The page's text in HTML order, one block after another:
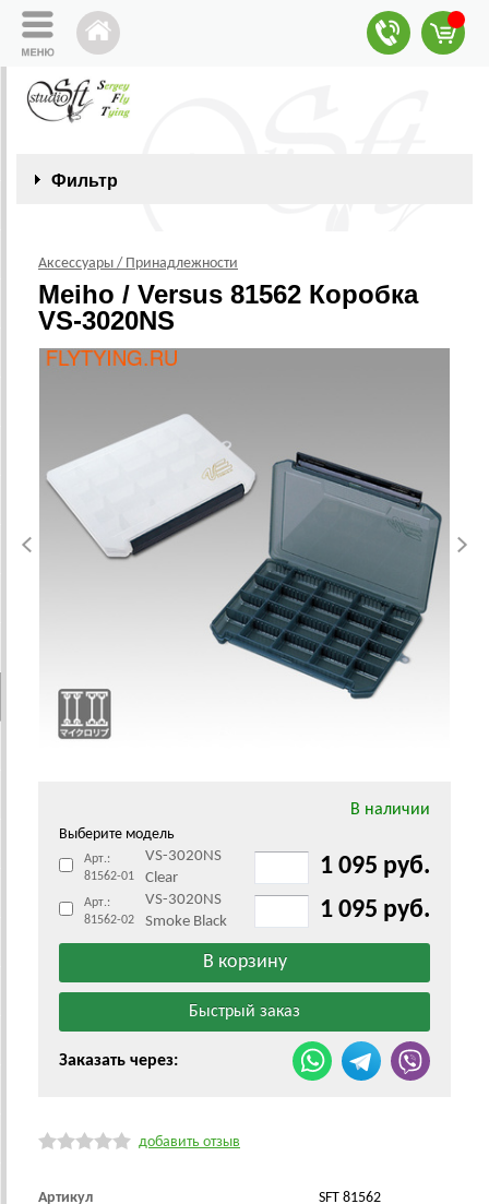
Фильтр
Аксессуары / Принадлежности
Meiho / Versus 81562 Коробка
VS-3020NS
В наличии
Выберите модель
Арт.:
81562-01
VS-3020NS
Clear
1 095 руб.
Арт.:
81562-02
VS-3020NS
Smoke Black
1 095 руб.
Заказать через:
добавить отзыв
Артикул SFT 81562